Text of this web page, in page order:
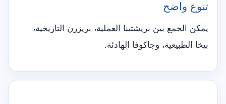
تنوع واضح
يمكن الجمع بين بريشتينا العملية، بريزرن التاريخية،
بيخا الطبيعية، وجاكوفا الهادئة.